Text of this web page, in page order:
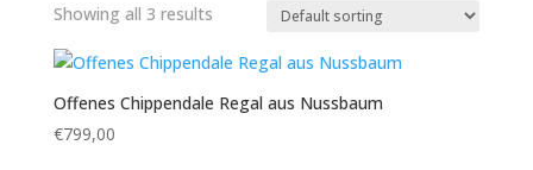
Showing all 3 results
Offenes Chippendale Regal aus Nussbaum
€799,00